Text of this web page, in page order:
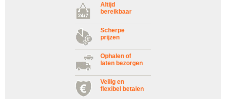
Altijd
bereikbaar
Scherpe
prijzen
Ophalen of
laten bezorgen
Veilig en
flexibel betalen